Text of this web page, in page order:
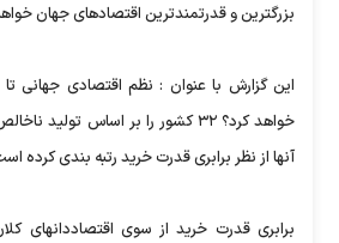
بزرگترین و قدرتمندترین اقتصادهای جهان
خواهد کرد؟ ۳۲ کشور را بر اساس
آنها از نظر برابری قدرت خرید رتبه بندی کرده
برابری قدرت خرید از سوی اقتصاددانهای